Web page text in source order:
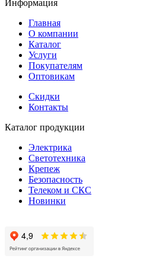
Информация
Главная
О компании
Каталог
Услуги
Покупателям
Оптовикам
Скидки
Контакты
Каталог продукции
Электрика
Светотехника
Крепеж
Безопасность
Телеком и СКС
Новинки